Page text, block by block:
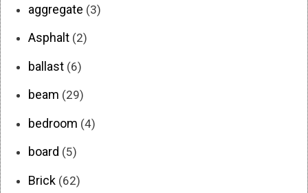
aggregate (3)
Asphalt (2)
ballast (6)
beam (29)
bedroom (4)
board (5)
Brick (62)